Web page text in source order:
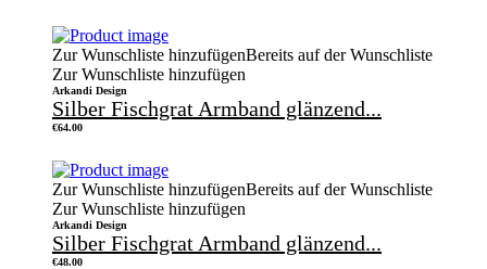
Zur Wunschliste hinzufügenBereits auf der Wunschliste
Zur Wunschliste hinzufügen
Arkandi Design
Silber Fischgrat Armband glänzend...
€64.00
Zur Wunschliste hinzufügenBereits auf der Wunschliste
Zur Wunschliste hinzufügen
Arkandi Design
Silber Fischgrat Armband glänzend...
€48.00